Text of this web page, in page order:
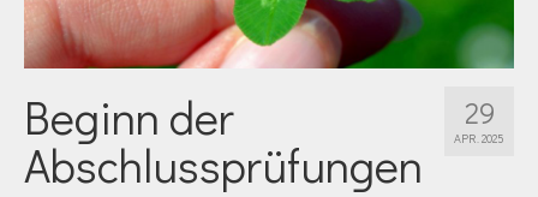
29
APR. 2025
Beginn der
Abschlussprüfungen